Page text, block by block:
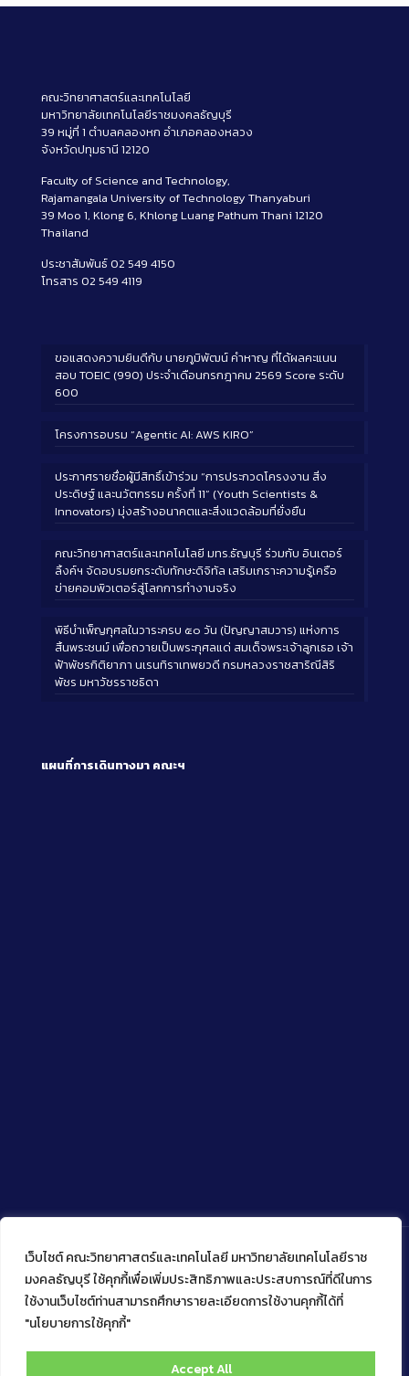
เว็บไซต์ คณะวิทยาศาสตร์และเทคโนโลยี มหาวิทยาลัยเทคโนโลยีราช
มงคลธัญบุรี ใช้คุกกี้เพื่อเพิ่มประสิทธิภาพและประสบการณ์ที่ดีในการ
ใช้งานเว็บไซต์ท่านสามารถศึกษารายละเอียดการใช้งานคุกกี้ได้ที่
"นโยบายการใช้คุกกี้"
Accept All
คณะวิทยาศาสตร์และเทคโนโลยี
มหาวิทยาลัยเทคโนโลยีราชมงคลธัญบุรี
39 หมู่ที่ 1 ตำบลคลองหก อำเภอคลองหลวง
จังหวัดปทุมธานี 12120
Faculty of Science and Technology,
Rajamangala University of Technology Thanyaburi
39 Moo 1, Klong 6, Khlong Luang Pathum Thani 12120
Thailand
ประชาสัมพันธ์ 02 549 4150
โทรสาร 02 549 4119
ขอแสดงความยินดีกับ นายภูมิพัฒน์ คำหาญ ที่ได้ผลคะแนน
สอบ TOEIC (990) ประจำเดือนกรกฎาคม 2569 Score ระดับ
600
โครงการอบรม “Agentic AI: AWS KIRO”
ประกาศรายชื่อผู้มีสิทธิ์เข้าร่วม “การประกวดโครงงาน สิ่ง
ประดิษฐ์ และนวัตกรรม ครั้งที่ 11” (Youth Scientists &
Innovators) มุ่งสร้างอนาคตและสิ่งแวดล้อมที่ยั่งยืน
คณะวิทยาศาสตร์และเทคโนโลยี มทร.ธัญบุรี ร่วมกับ อินเตอร์
ลิ้งค์ฯ จัดอบรมยกระดับทักษะดิจิทัล เสริมเกราะความรู้เครือ
ข่ายคอมพิวเตอร์สู่โลกการทำงานจริง
พิธีบำเพ็ญกุศลในวาระครบ ๕๐ วัน (ปัญญาสมวาร) แห่งการ
สิ้นพระชนม์ เพื่อถวายเป็นพระกุศลแด่ สมเด็จพระเจ้าลูกเธอ เจ้า
ฟ้าพัชรกิติยาภา นเรนทิราเทพยวดี กรมหลวงราชสาริณีสิริ
พัชร มหาวัชรราชธิดา
แผนที่การเดินทางมา คณะฯ
Copyright © 2022 คณะวิทยาศาสตร์และเทคโนโลยี มหาวิทยาลัย